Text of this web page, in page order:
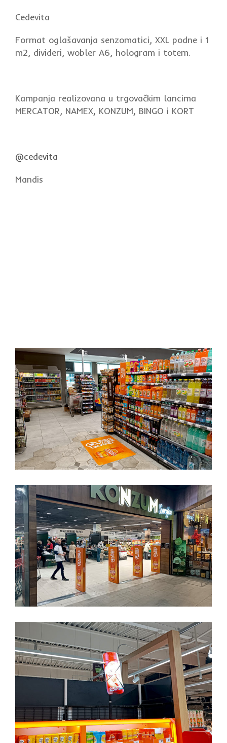
Cedevita
Format oglašavanja senzomatici, XXL podne i 1
m2, divideri, wobler A6, hologram i totem.
Kampanja realizovana u trgovačkim lancima
MERCATOR, NAMEX, KONZUM, BINGO i KORT
@cedevita
Mandis